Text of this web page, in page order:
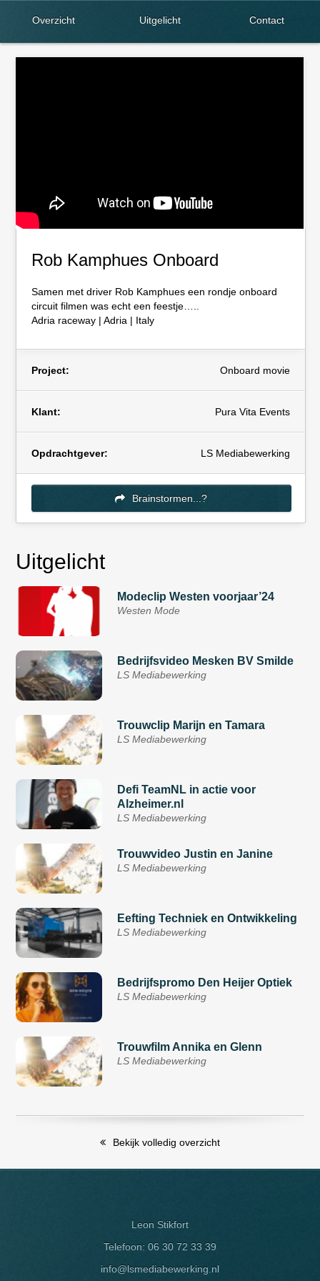
Overzicht Uitgelicht Contact
Rob Kamphues Onboard
Samen met driver Rob Kamphues een rondje onboard
circuit filmen was echt een feestje…..
Adria raceway | Adria | Italy
Project: Onboard movie
Klant: Pura Vita Events
Opdrachtgever: LS Mediabewerking
Brainstormen...?
Uitgelicht
Modeclip Westen voorjaar’24
Westen Mode
Bedrijfsvideo Mesken BV Smilde
LS Mediabewerking
Trouwclip Marijn en Tamara
LS Mediabewerking
Defi TeamNL in actie voor
Alzheimer.nl
LS Mediabewerking
Trouwvideo Justin en Janine
LS Mediabewerking
Eefting Techniek en Ontwikkeling
LS Mediabewerking
Bedrijfspromo Den Heijer Optiek
LS Mediabewerking
Trouwfilm Annika en Glenn
LS Mediabewerking
Bekijk volledig overzicht
Leon Stikfort
Telefoon: 06 30 72 33 39
info@lsmediabewerking.nl